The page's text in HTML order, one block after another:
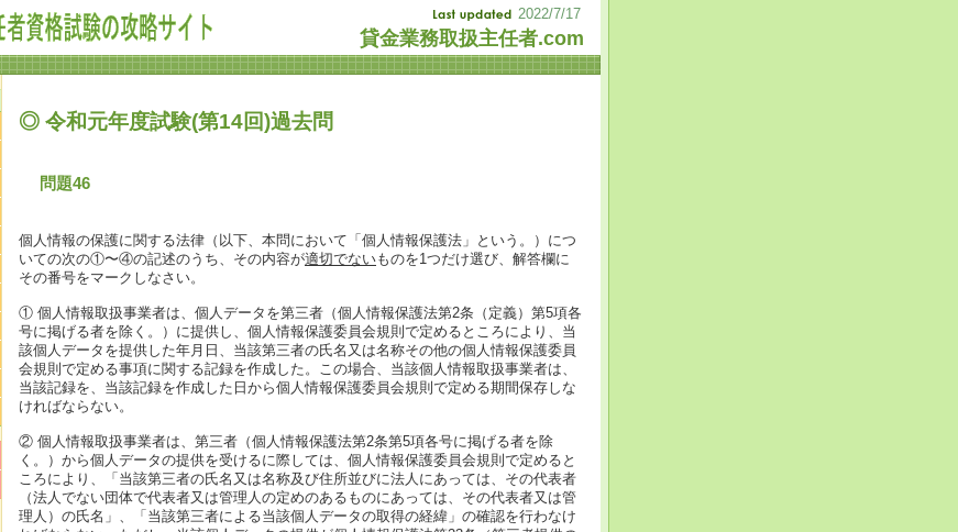
2022/7/17
貸金業務取扱主任者.com
◎ 令和元年度試験(第14回)過去問
問題46
個人情報の保護に関する法律（以下、本問において「個人情報保護法」という。）につ
いての次の①〜④の記述のうち、その内容が適切でないものを1つだけ選び、解答欄に
その番号をマークしなさい。
① 個人情報取扱事業者は、個人データを第三者（個人情報保護法第2条（定義）第5項各
号に掲げる者を除く。）に提供し、個人情報保護委員会規則で定めるところにより、当
該個人データを提供した年月日、当該第三者の氏名又は名称その他の個人情報保護委員
会規則で定める事項に関する記録を作成した。この場合、当該個人情報取扱事業者は、
当該記録を、当該記録を作成した日から個人情報保護委員会規則で定める期間保存しな
ければならない。
② 個人情報取扱事業者は、第三者（個人情報保護法第2条第5項各号に掲げる者を除
く。）から個人データの提供を受けるに際しては、個人情報保護委員会規則で定めると
ころにより、「当該第三者の氏名又は名称及び住所並びに法人にあっては、その代表者
（法人でない団体で代表者又は管理人の定めのあるものにあっては、その代表者又は管
理人）の氏名」、「当該第三者による当該個人データの取得の経緯」の確認を行わなけ